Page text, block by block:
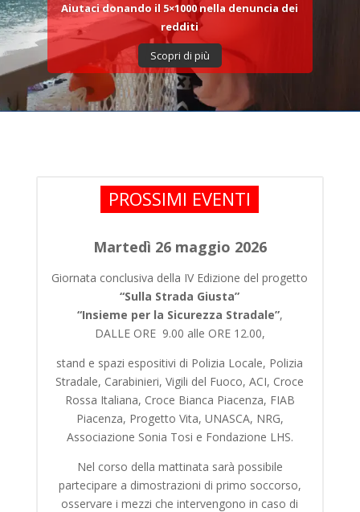
Aiutaci donando il 5×1000 nella denuncia dei
redditi
Scopri di più
PROSSIMI EVENTI
Martedì 26 maggio 2026
Giornata conclusiva della IV Edizione del progetto
“Sulla Strada Giusta”
“Insieme per la Sicurezza Stradale”,
DALLE ORE 9.00 alle ORE 12.00,
stand e spazi espositivi di Polizia Locale, Polizia
Stradale, Carabinieri, Vigili del Fuoco, ACI, Croce
Rossa Italiana, Croce Bianca Piacenza, FIAB
Piacenza, Progetto Vita, UNASCA, NRG,
Associazione Sonia Tosi e Fondazione LHS.
Nel corso della mattinata sarà possibile
partecipare a dimostrazioni di primo soccorso,
osservare i mezzi che intervengono in caso di